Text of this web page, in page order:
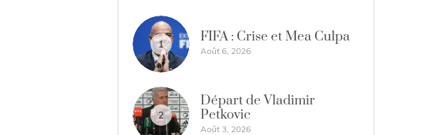
1 FIFA : Crise et Mea Culpa
Août 6, 2026
2
Départ de Vladimir
Petkovic
Août 3, 2026